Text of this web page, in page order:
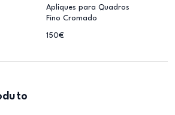
Apliques para Quadros
Fino Cromado
150€